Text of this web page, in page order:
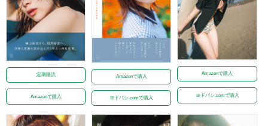
定期購読
Amazonで購入
Amazonで購入
ヨドバシ.comで購入
Amazonで購入
ヨドバシ.comで購入